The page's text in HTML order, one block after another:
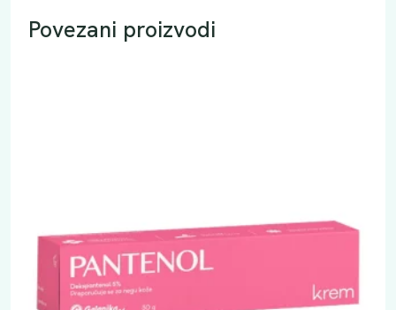
Povezani proizvodi